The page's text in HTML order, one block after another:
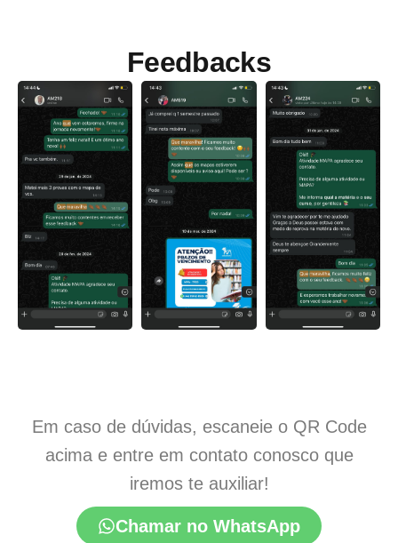
Feedbacks
Em caso de dúvidas, escaneie o QR Code
acima e entre em contato conosco que
iremos te auxiliar!
Chamar no WhatsApp